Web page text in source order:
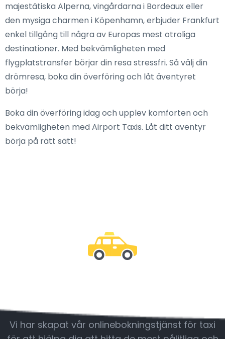
majestätiska Alperna, vingårdarna i Bordeaux eller
den mysiga charmen i Köpenhamn, erbjuder Frankfurt
enkel tillgång till några av Europas mest otroliga
destinationer. Med bekvämligheten med
flygplatstransfer börjar din resa stressfri. Så välj din
drömresa, boka din överföring och låt äventyret
börja!
Boka din överföring idag och upplev komforten och
bekvämligheten med Airport Taxis. Låt ditt äventyr
börja på rätt sätt!
Vi har skapat vår onlinebokningstjänst för taxi